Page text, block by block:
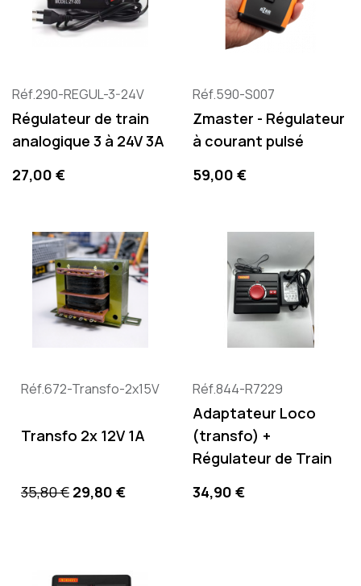
Réf.290-REGUL-3-24V
Régulateur de train
analogique 3 à 24V 3A
Precio
27,00 €
Réf.590-S007
Zmaster - Régulateur
à courant pulsé
Precio
59,00 €
Réf.672-Transfo-2x15V
Transfo 2x 12V 1A
Precio base
35,80 € Precio
29,80 €
Réf.844-R7229
Adaptateur Loco
(transfo) +
Régulateur de Train
Precio
34,90 €